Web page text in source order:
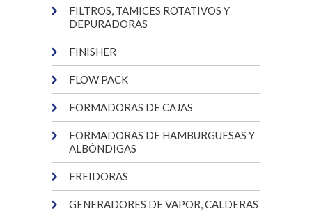
FILTROS, TAMICES ROTATIVOS Y
DEPURADORAS
FINISHER
FLOW PACK
FORMADORAS DE CAJAS
FORMADORAS DE HAMBURGUESAS Y
ALBÓNDIGAS
FREIDORAS
GENERADORES DE VAPOR, CALDERAS